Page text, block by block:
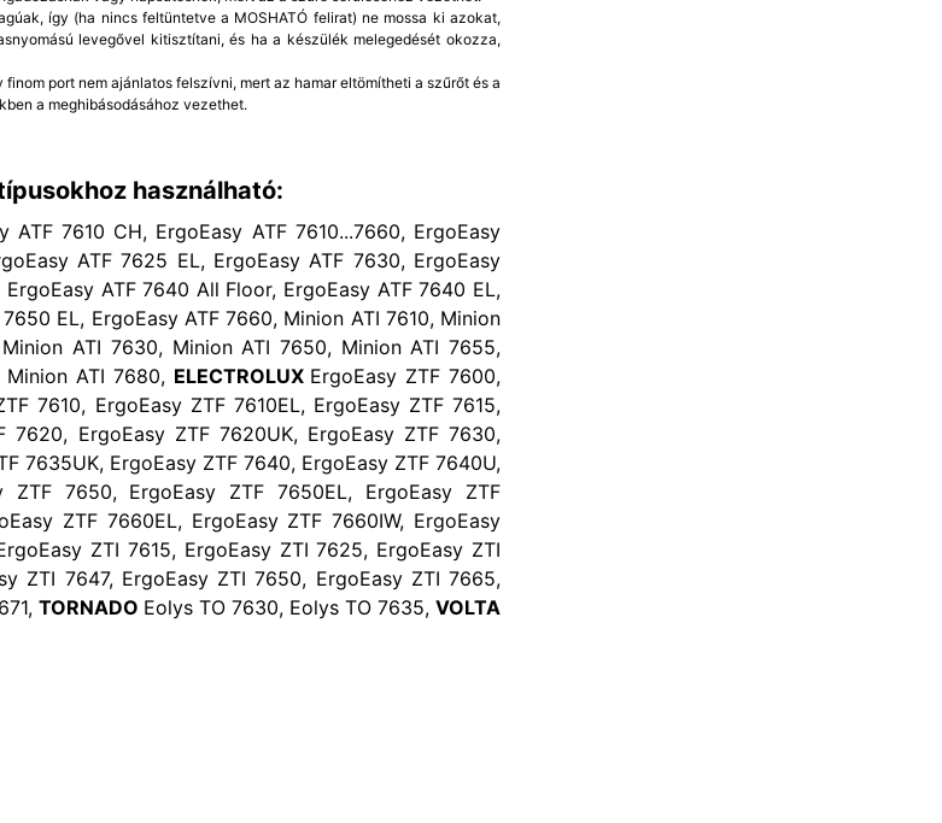
így (ha nincs feltüntetve a MOSHATÓ felirat) ne mossa ki azokat,
levegővel kitisztítani, és ha a készülék melegedését okozza,
port nem ajánlatos felszívni, mert az hamar eltömítheti a szűrőt és a
a meghibásodásához vezethet.
használható:
ATF 7610 CH, ErgoEasy ATF 7610...7660, ErgoEasy
ATF 7625 EL, ErgoEasy ATF 7630, ErgoEasy
ATF 7640 All Floor, ErgoEasy ATF 7640 EL,
EL, ErgoEasy ATF 7660, Minion ATI 7610, Minion
ATI 7630, Minion ATI 7650, Minion ATI 7655,
ATI 7680, ELECTROLUX ErgoEasy ZTF 7600,
7610, ErgoEasy ZTF 7610EL, ErgoEasy ZTF 7615,
7620, ErgoEasy ZTF 7620UK, ErgoEasy ZTF 7630,
7635UK, ErgoEasy ZTF 7640, ErgoEasy ZTF 7640U,
ZTF 7650, ErgoEasy ZTF 7650EL, ErgoEasy ZTF
ZTF 7660EL, ErgoEasy ZTF 7660IW, ErgoEasy
ZTI 7615, ErgoEasy ZTI 7625, ErgoEasy ZTI
ZTI 7647, ErgoEasy ZTI 7650, ErgoEasy ZTI 7665,
TORNADO Eolys TO 7630, Eolys TO 7635, VOLTA